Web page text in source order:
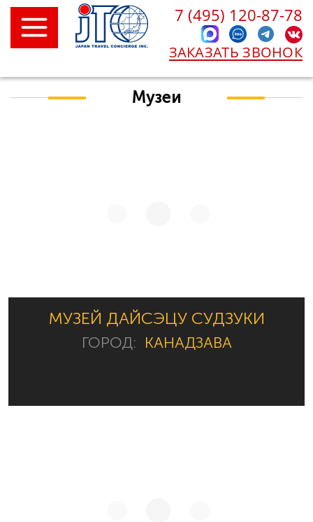
7 (495) 120-87-78
ЗАКАЗАТЬ ЗВОНОК
Музеи
МУЗЕЙ ДАЙСЭЦУ СУДЗУКИ
ГОРОД: КАНАДЗАВА